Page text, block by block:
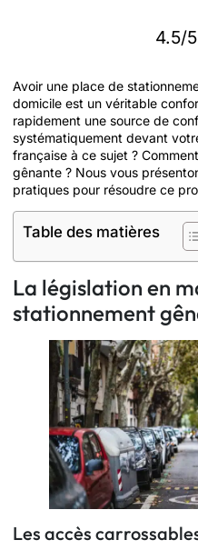
4.5/
Avoir une place de
domicile est un véritable
rapidement une source de
systématiquement devant
française à ce sujet ?
gênante ? Nous vous
pratiques pour résoudre ce
Table des matières
La législation en
stationnement
Les accès